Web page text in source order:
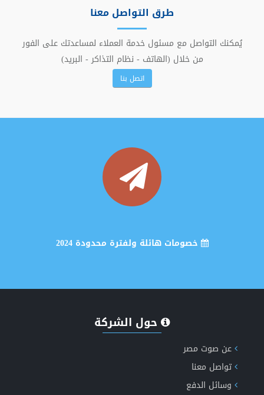
طرق التواصل معنا
يُمكنك التواصل مع مسئول خدمة العملاء لمساعدتك على الفور
من خلال (الهاتف - نظام التذاكر - البريد)
اتصل بنا
خصومات هائلة ولفترة محدودة 2024
إكتشف الان مميزات طفرة الاخباري الجيل الخامس دعم
حول الشركة
عن صوت مصر
تواصل معنا
وسائل الدفع